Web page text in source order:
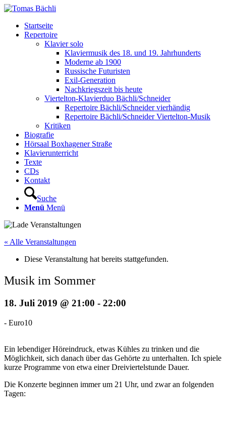
Startseite
Repertoire
Klavier solo
Klaviermusik des 18. und 19. Jahrhunderts
Moderne ab 1900
Russische Futuristen
Exil-Generation
Nachkriegszeit bis heute
Viertelton-Klavierduo Bächli/Schneider
Repertoire Bächli/Schneider vierhändig
Repertoire Bächli/Schneider Viertelton-Musik
Kritiken
Biografie
Hörsaal Boxhagener Straße
Klavierunterricht
Texte
CDs
Kontakt
Suche
Menü Menü
« Alle Veranstaltungen
Diese Veranstaltung hat bereits stattgefunden.
Musik im Sommer
18. Juli 2019 @ 21:00 - 22:00
- Euro10
Ein lebendiger Höreindruck, etwas Kühles zu trinken und die
Möglichkeit, sich danach über das Gehörte zu unterhalten. Ich spiele
kurze Programme von etwa einer Dreiviertelstunde Dauer.
Die Konzerte beginnen immer um 21 Uhr, und zwar an folgenden
Tagen: